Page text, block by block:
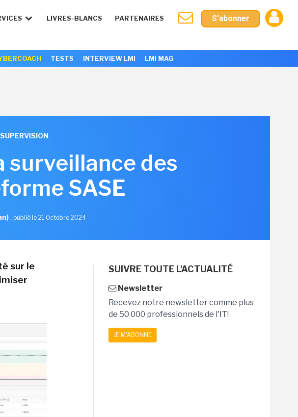
LIVRES-BLANCS PARTENAIRES S'abonner
TESTS INTERVIEW LMI LMI MAG
SUPERVISION
surveillance des
SASE
, publié le 21 Octobre 2024
sur le
SUIVRE TOUTE L'ACTUALITÉ
Newsletter
Recevez notre newsletter comme plus
de 50 000 professionnels de l'IT!
JE M'ABONNE